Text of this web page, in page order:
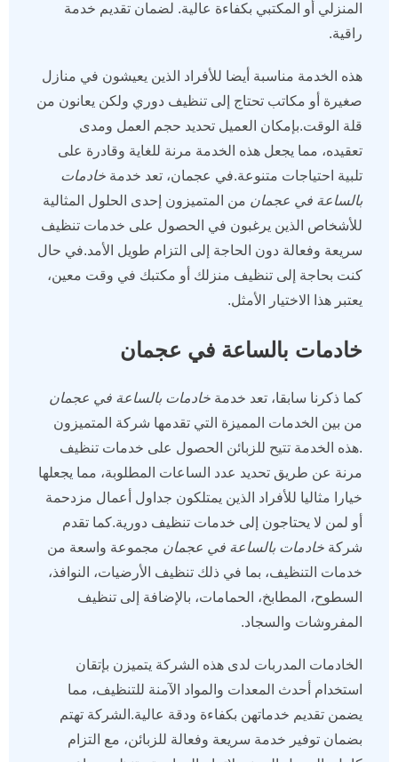
المنزلي أو المكتبي بكفاءة عالية. لضمان تقديم خدمة
راقية.
هذه الخدمة مناسبة أيضا للأفراد الذين يعيشون في منازل
صغيرة أو مكاتب تحتاج إلى تنظيف دوري ولكن يعانون من
قلة الوقت.بإمكان العميل تحديد حجم العمل ومدى
تعقيده، مما يجعل هذه الخدمة مرنة للغاية وقادرة على
تلبية احتياجات متنوعة.في عجمان، تعد خدمة خادمات
بالساعة في عجمان من المتميزون إحدى الحلول المثالية
للأشخاص الذين يرغبون في الحصول على خدمات تنظيف
سريعة وفعالة دون الحاجة إلى التزام طويل الأمد.في حال
كنت بحاجة إلى تنظيف منزلك أو مكتبك في وقت معين،
يعتبر هذا الاختيار الأمثل.
خادمات بالساعة في عجمان
كما ذكرنا سابقا، تعد خدمة خادمات بالساعة في عجمان
من بين الخدمات المميزة التي تقدمها شركة المتميزون
.هذه الخدمة تتيح للزبائن الحصول على خدمات تنظيف
مرنة عن طريق تحديد عدد الساعات المطلوبة، مما يجعلها
خيارا مثاليا للأفراد الذين يمتلكون جداول أعمال مزدحمة
أو لمن لا يحتاجون إلى خدمات تنظيف دورية.كما تقدم
شركة خادمات بالساعة في عجمان مجموعة واسعة من
خدمات التنظيف، بما في ذلك تنظيف الأرضيات، النوافذ،
السطوح، المطابخ، الحمامات، بالإضافة إلى تنظيف
المفروشات والسجاد.
الخادمات المدربات لدى هذه الشركة يتميزن بإتقان
استخدام أحدث المعدات والمواد الآمنة للتنظيف، مما
يضمن تقديم خدماتهن بكفاءة ودقة عالية.الشركة تهتم
بضمان توفير خدمة سريعة وفعالة للزبائن، مع التزام